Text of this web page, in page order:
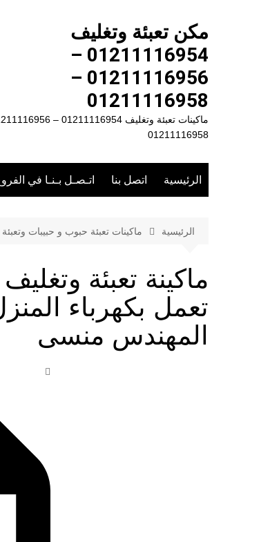
مكن تعبئة وتغليف
01211116954 –
01211116956 –
01211116958
01211116958
الرئيسية اتصل بنا اتـصـل بـنـا في
الرئيسية ماكينات تعبئة حبوب و حبيبات
ماكينة تعبئة
المهندس منسى